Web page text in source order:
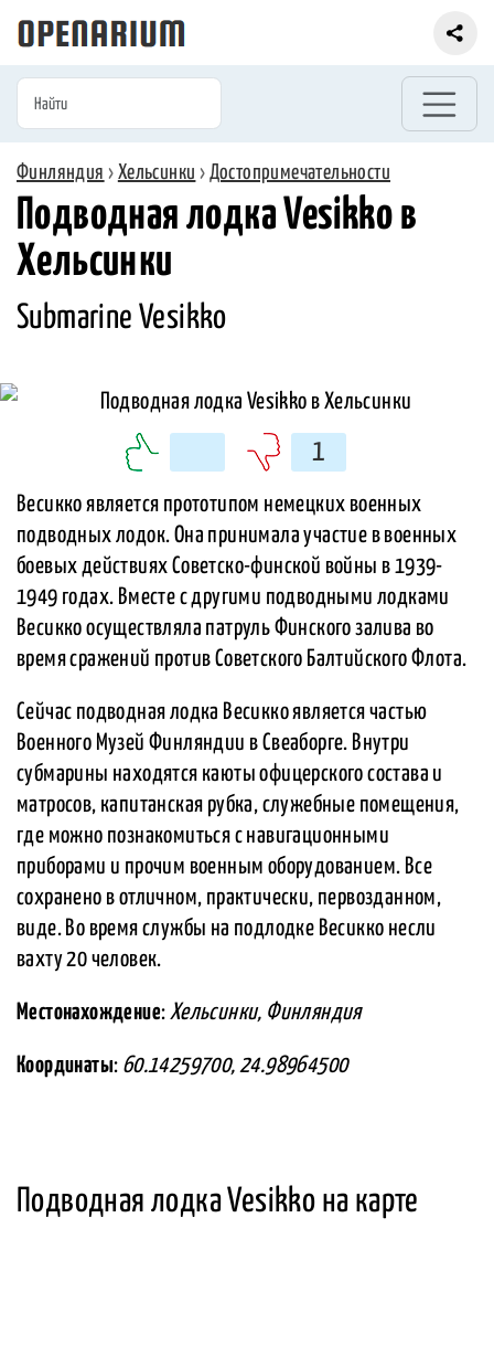
Финляндия › Хельсинки › Достопримечательности
Подводная лодка Vesikko в
Хельсинки
Submarine Vesikko
1
Весикко является прототипом немецких военных
подводных лодок. Она принимала участие в военных
боевых действиях Советско-финской войны в 1939-
1949 годах. Вместе с другими подводными лодками
Весикко осуществляла патруль Финского залива во
время сражений против Советского Балтийского Флота.
Сейчас подводная лодка Весикко является частью
Военного Музей Финляндии в Свеаборге. Внутри
субмарины находятся каюты офицерского состава и
матросов, капитанская рубка, служебные помещения,
где можно познакомиться с навигационными
приборами и прочим военным оборудованием. Все
сохранено в отличном, практически, первозданном,
виде. Во время службы на подлодке Весикко несли
вахту 20 человек.
Местонахождение: Хельсинки, Финляндия
Координаты: 60.14259700, 24.98964500
Подводная лодка Vesikko на карте